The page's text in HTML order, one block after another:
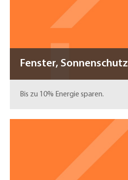
Fenster, Sonnenschutz
Bis zu 10% Energie sparen.